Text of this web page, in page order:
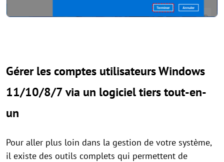
Gérer les comptes utilisateurs Windows
11/10/8/7 via un logiciel tiers tout-en-
un
Pour aller plus loin dans la gestion de votre système,
il existe des outils complets qui permettent de